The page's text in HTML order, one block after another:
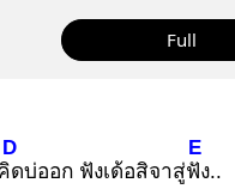
Full
ด
D
บ่ออก ฟังเด้อสิจาสู่ฟัง
E
..